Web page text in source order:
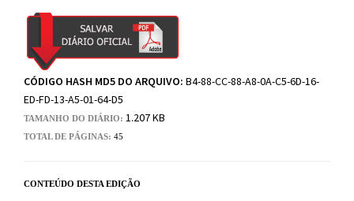
CÓDIGO HASH MD5 DO ARQUIVO: B4-88-CC-88-A8-0A-C5-6D-16-
ED-FD-13-A5-01-64-D5
TAMANHO DO DIÁRIO: 1.207 KB
TOTAL DE PÁGINAS: 45
CONTEÚDO DESTA EDIÇÃO